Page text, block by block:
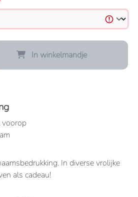
Voer de gewenste
In winkelmandje
voorop
In diverse vrolijke
als cadeau!